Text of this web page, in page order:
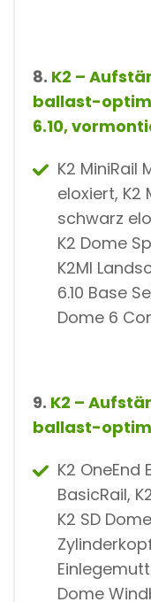
8. K2 –
ballast-
6.10,
K2 MiniRail
eloxiert, K2
schwarz
K2 Dome
K2MI
6.10 Base
Dome 6
9. K2 –
ballast-
K2 OneEnd
BasicRail,
K2 SD
Dome